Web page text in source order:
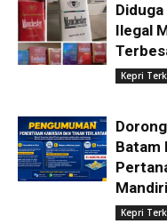
Ilegal
Kepri
Batam
Kepri